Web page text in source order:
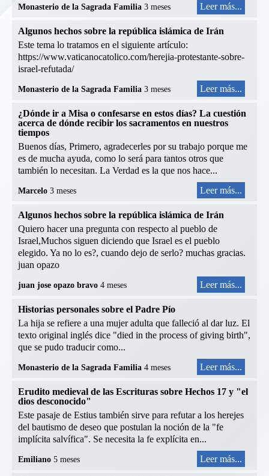
Monasterio de la Sagrada Familia 3 meses Leer más...
Algunos hechos sobre la república islámica de Irán
Este tema lo tratamos en el siguiente artículo:
https://www.vaticanocatolico.com/herejia-protestante-sobre-
israel-refutada/
Monasterio de la Sagrada Familia 3 meses Leer más...
¿Dónde ir a Misa o confesarse en estos días? La cuestión
acerca de dónde recibir los sacramentos en nuestros
tiempos
Buenos días, Primero, agradecerles por su trabajo porque me
es de mucha ayuda, como lo será para tantos otros que
también lo necesitan. La Verdad es la que nos hace...
Marcelo 3 meses Leer más...
Algunos hechos sobre la república islámica de Irán
Quiero hacer una pregunta con respecto al pueblo de
Israel,Muchos siguen diciendo que Israel es el pueblo
elegido. Ya no lo es?, cuando dejo de serlo? muchas gracias.
juan opazo
juan jose opazo bravo 4 meses Leer más...
Historias personales sobre el Padre Pío
La hija se refiere a una mujer adulta que falleció al dar luz. El
texto original inglés dice "died in the process of giving birth",
que se pudo traducir como...
Monasterio de la Sagrada Familia 4 meses Leer más...
Erudito medieval de las Escrituras sobre Hechos 17 y "el
dios desconocido"
Este pasaje de Estius también sirve para refutar a los herejes
del bautismo de deseo que postulan la noción de la "fe
implícita salvífica". Se necesita la fe explícita en...
Emiliano 5 meses Leer más...